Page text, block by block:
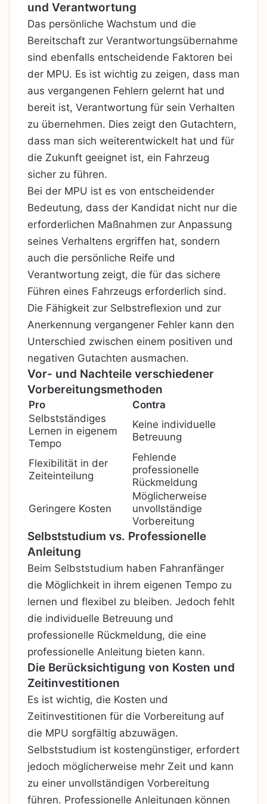
und Verantwortung
Das persönliche Wachstum und die
Bereitschaft zur Verantwortungsübernahme
sind ebenfalls entscheidende Faktoren bei
der MPU. Es ist wichtig zu zeigen, dass man
aus vergangenen Fehlern gelernt hat und
bereit ist, Verantwortung für sein Verhalten
zu übernehmen. Dies zeigt den Gutachtern,
dass man sich weiterentwickelt hat und für
die Zukunft geeignet ist, ein Fahrzeug
sicher zu führen.
Bei der MPU ist es von entscheidender
Bedeutung, dass der Kandidat nicht nur die
erforderlichen Maßnahmen zur Anpassung
seines Verhaltens ergriffen hat, sondern
auch die persönliche Reife und
Verantwortung zeigt, die für das sichere
Führen eines Fahrzeugs erforderlich sind.
Die Fähigkeit zur Selbstreflexion und zur
Anerkennung vergangener Fehler kann den
Unterschied zwischen einem positiven und
negativen Gutachten ausmachen.
Vor- und Nachteile verschiedener
Vorbereitungsmethoden
Pro
Contra
Selbstständiges
Lernen in eigenem
Tempo
Keine individuelle
Betreuung
Flexibilität in der
Zeiteinteilung
Fehlende
professionelle
Rückmeldung
Geringere Kosten
Möglicherweise
unvollständige
Vorbereitung
Selbststudium vs. Professionelle
Anleitung
Beim Selbststudium haben Fahranfänger
die Möglichkeit in ihrem eigenen Tempo zu
lernen und flexibel zu bleiben. Jedoch fehlt
die individuelle Betreuung und
professionelle Rückmeldung, die eine
professionelle Anleitung bieten kann.
Die Berücksichtigung von Kosten und
Zeitinvestitionen
Es ist wichtig, die Kosten und
Zeitinvestitionen für die Vorbereitung auf
die MPU sorgfältig abzuwägen.
Selbststudium ist kostengünstiger, erfordert
jedoch möglicherweise mehr Zeit und kann
zu einer unvollständigen Vorbereitung
führen. Professionelle Anleitungen können